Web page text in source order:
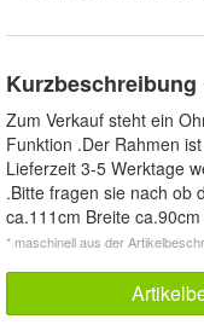
Kurzbeschreibung
Zum Verkauf steht ein
Funktion .Der Rahmen
Lieferzeit 3-5 Werktage
.Bitte fragen sie nach ob
ca.111cm Breite
* maschinell aus der